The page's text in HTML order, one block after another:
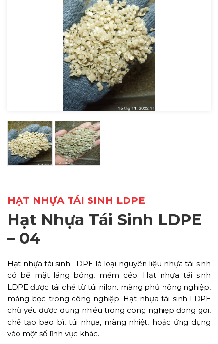
HẠT NHỰA TÁI SINH LDPE
Hạt Nhựa Tái Sinh LDPE
– 04
Hạt nhựa tái sinh LDPE là loại nguyên liệu nhựa tái sinh
có bề mặt láng bóng, mềm dẻo. Hạt nhựa tái sinh
LDPE được tái chế từ túi nilon, màng phủ nông nghiệp,
màng bọc trong công nghiệp. Hạt nhựa tái sinh LDPE
chủ yếu được dùng nhiều trong công nghiệp đóng gói,
chế tạo bao bì, túi nhựa, màng nhiệt, hoặc ứng dụng
vào một số lĩnh vực khác.